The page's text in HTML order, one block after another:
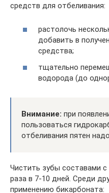
средств для отбеливания:
растолочь
добавить в
средства;
тщательно
водорода (до
Внимание: при
пользоваться
отбеливания пятен
Чистить зубы составами
раза в 7-10 дней. Среди
применению бикарбоната: